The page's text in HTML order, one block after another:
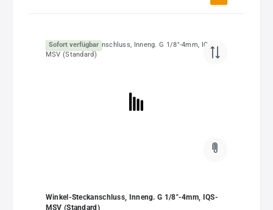
Sofort verfügbar
Winkel-Steckanschluss, Inneng. G 1/8"-4mm, IQS-
MSV (Standard)